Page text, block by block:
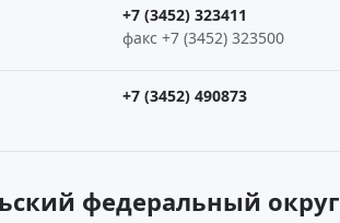
+7 (3452) 323411
факс +7 (3452) 323500
+7 (3452) 490873
федеральный округ